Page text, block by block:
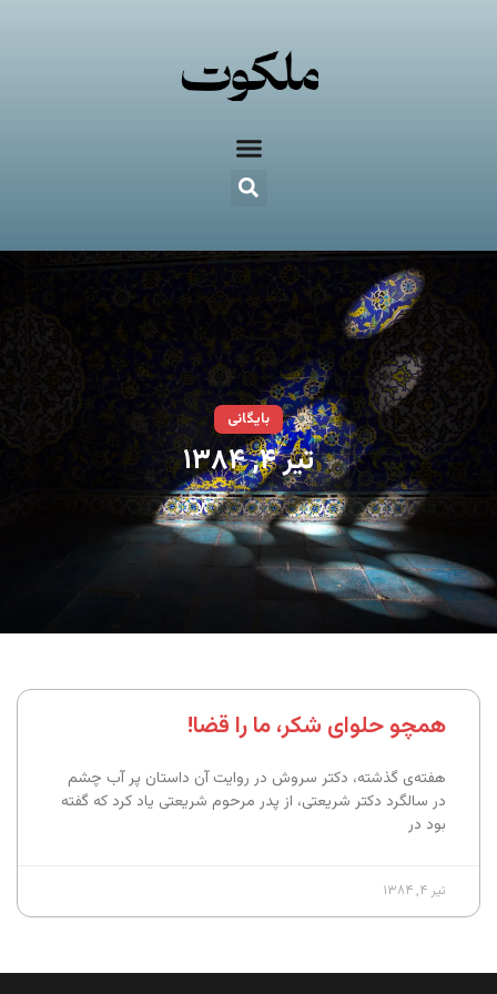
بایگانی
تیر ۴, ۱۳۸۴
همچو حلوای شکر، ما را قضا!
هفته‌ی گذشته، دکتر سروش در روایت آن داستان پر آب چشم
در سالگرد دکتر شریعتی، از پدر مرحوم شریعتی یاد کرد که گفته
بود در
تیر ۴, ۱۳۸۴